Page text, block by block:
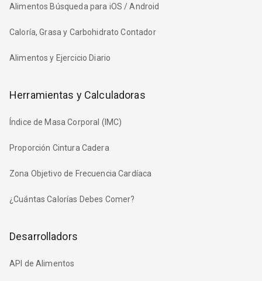
Alimentos Búsqueda para iOS / Android
Caloría, Grasa y Carbohidrato Contador
Alimentos y Ejercicio Diario
Herramientas y Calculadoras
Índice de Masa Corporal (IMC)
Proporción Cintura Cadera
Zona Objetivo de Frecuencia Cardíaca
¿Cuántas Calorías Debes Comer?
Desarrolladors
API de Alimentos